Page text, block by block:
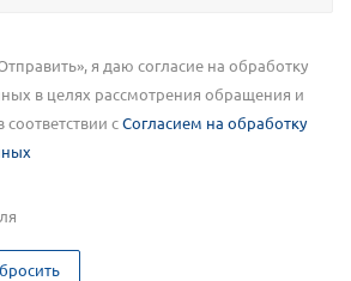
я даю согласие на обработку
в целях рассмотрения обращения и
соответствии сСогласием на обработку